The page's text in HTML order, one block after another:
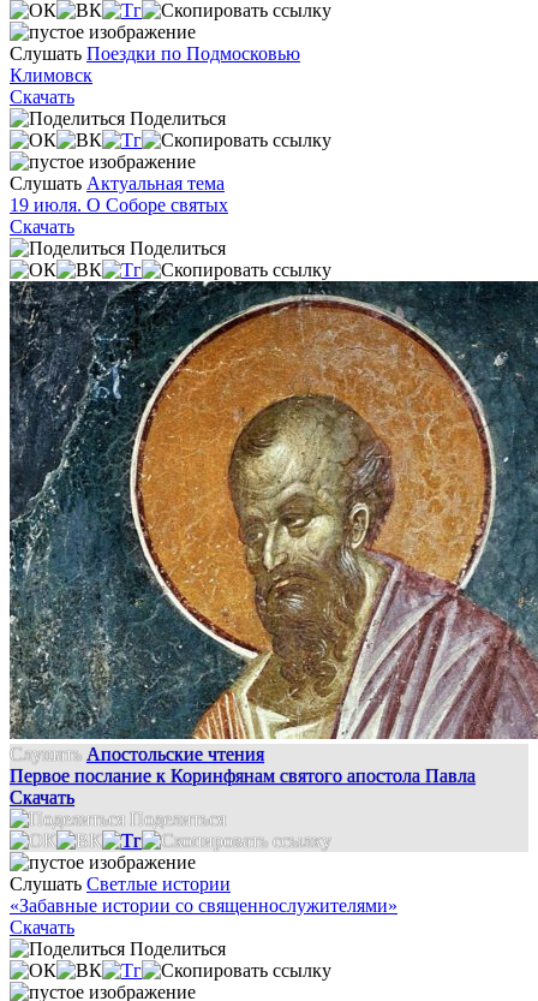
Слушать Поездки по Подмосковью
Климовск
Скачать
Поделиться
Слушать Актуальная тема
19 июля. О Соборе святых
Скачать
Поделиться
Слушать Апостольские чтения
Первое послание к Коринфянам святого апостола Павла
Скачать
Поделиться
Слушать Светлые истории
«Забавные истории со священнослужителями»
Скачать
Поделиться